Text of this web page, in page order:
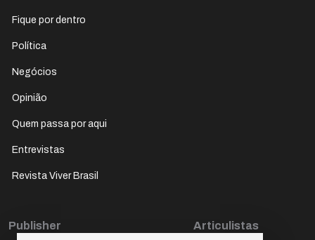
Fique por dentro
Política
Negócios
Opinião
Quem passa por aqui
Entrevistas
Revista Viver Brasil
Publisher Articulistas